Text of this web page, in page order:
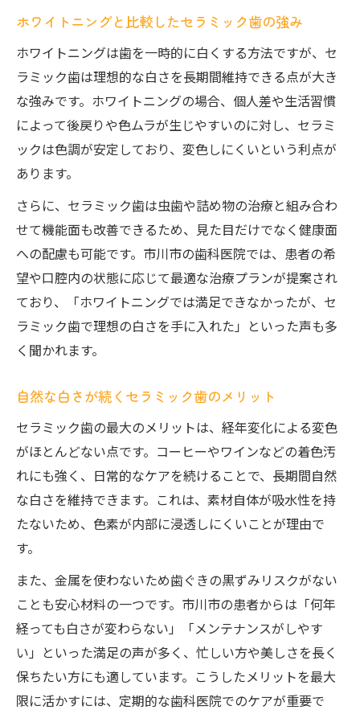
ホワイトニングと比較したセラミック歯の強み
ホワイトニングは歯を一時的に白くする方法ですが、セ
ラミック歯は理想的な白さを長期間維持できる点が大き
な強みです。ホワイトニングの場合、個人差や生活習慣
によって後戻りや色ムラが生じやすいのに対し、セラミ
ックは色調が安定しており、変色しにくいという利点が
あります。
さらに、セラミック歯は虫歯や詰め物の治療と組み合わ
せて機能面も改善できるため、見た目だけでなく健康面
への配慮も可能です。市川市の歯科医院では、患者の希
望や口腔内の状態に応じて最適な治療プランが提案され
ており、「ホワイトニングでは満足できなかったが、セ
ラミック歯で理想の白さを手に入れた」といった声も多
く聞かれます。
自然な白さが続くセラミック歯のメリット
セラミック歯の最大のメリットは、経年変化による変色
がほとんどない点です。コーヒーやワインなどの着色汚
れにも強く、日常的なケアを続けることで、長期間自然
な白さを維持できます。これは、素材自体が吸水性を持
たないため、色素が内部に浸透しにくいことが理由で
す。
また、金属を使わないため歯ぐきの黒ずみリスクがない
ことも安心材料の一つです。市川市の患者からは「何年
経っても白さが変わらない」「メンテナンスがしやす
い」といった満足の声が多く、忙しい方や美しさを長く
保ちたい方にも適しています。こうしたメリットを最大
限に活かすには、定期的な歯科医院でのケアが重要で